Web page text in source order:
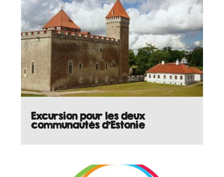
Excursion pour les deux
communautés d'Estonie